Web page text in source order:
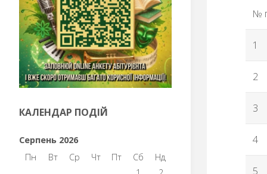
№
1
2
3
4
5
КАЛЕНДАР ПОДІЙ
Серпень 2026
Пн
Вт Ср Чт Пт Сб
Нд